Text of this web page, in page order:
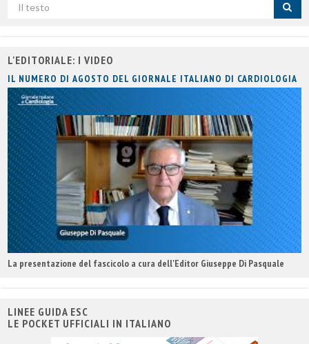
per
L'EDITORIALE: I VIDEO
IL NUMERO DI AGOSTO DEL GIORNALE ITALIANO DI CARDIOLOGIA
La presentazione del fascicolo a cura dell'Editor Giuseppe Di Pasquale
LINEE GUIDA ESC
LE POCKET UFFICIALI IN ITALIANO